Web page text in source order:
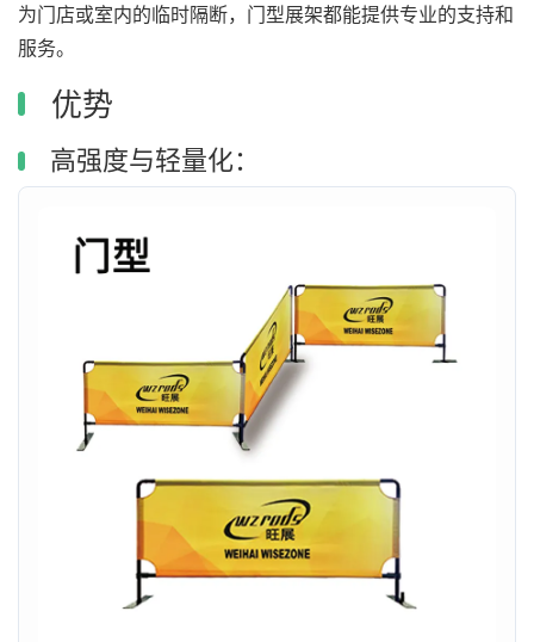
为门店或室内的临时隔断，门型展架都能提供专业的支持和
服务。
优势
高强度与轻量化：